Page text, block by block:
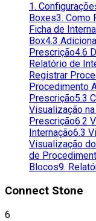
1.
Boxes3. Como
Ficha de
Box4.3
Prescrição4.6
Relatório de
Registrar
Procedimento
Prescrição5.3
Visualização
Prescrição6.2
Internação6.3
Visualização
de
Blocos9.
Connect Stone
6